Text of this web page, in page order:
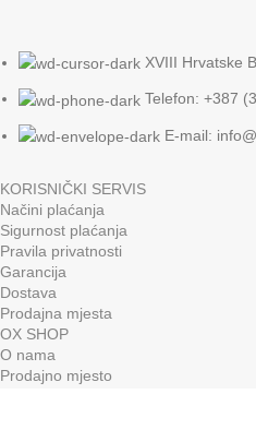
XVIII Hrvatske
Telefon: +387
E-mail:
KORISNIČKI SERVIS
Načini plaćanja
Sigurnost plaćanja
Pravila privatnosti
Garancija
Dostava
Prodajna mjesta
OX SHOP
O nama
Prodajno mjesto